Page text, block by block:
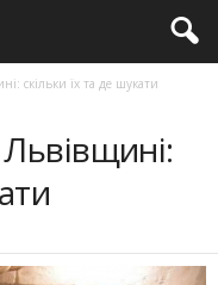
скільки їх та де шукати